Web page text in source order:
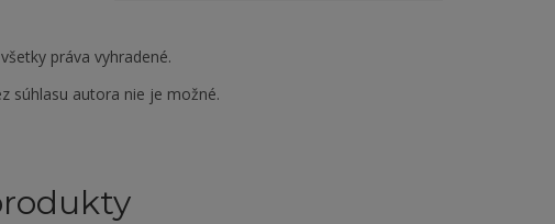
práva vyhradené.
súhlasu autora nie je možné.